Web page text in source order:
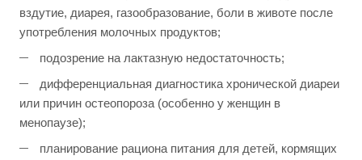
вздутие, диарея, газообразование, боли в животе после
употребления молочных продуктов;
подозрение на лактазную недостаточность;
дифференциальная диагностика хронической диареи
или причин остеопороза (особенно у женщин в
менопаузе);
планирование рациона питания для детей, кормящих